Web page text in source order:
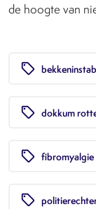
de hoogte van
local_offer
local_offer dokkum
local_offer fibromyalgie
local_offer